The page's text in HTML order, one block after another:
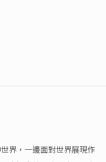
界，一邊面對世界展現作